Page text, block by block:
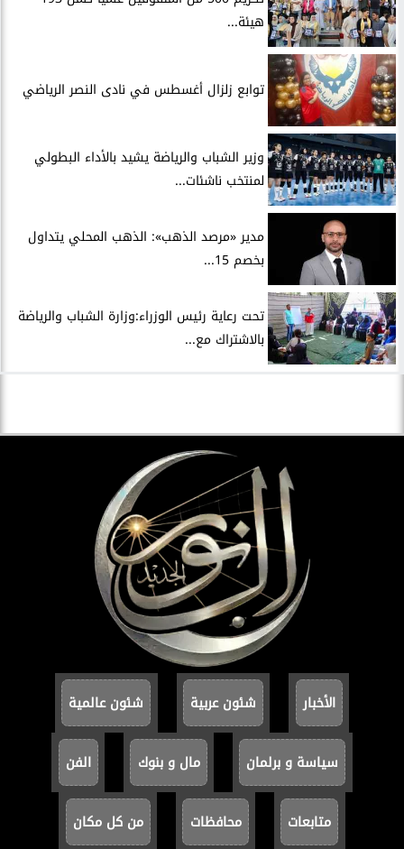
هيئة...
توابع زلزال أغسطس في نادى النصر الرياضي
وزير الشباب والرياضة يشيد بالأداء البطولي
لمنتخب ناشئات...
مدير «مرصد الذهب»: الذهب المحلي يتداول
بخصم 15...
تحت رعاية رئيس الوزراء:وزارة الشباب والرياضة
بالاشتراك مع...
الأخبار شئون عربية شئون عالمية
سياسة و برلمان مال و بنوك الفن
متابعات محافظات من كل مكان